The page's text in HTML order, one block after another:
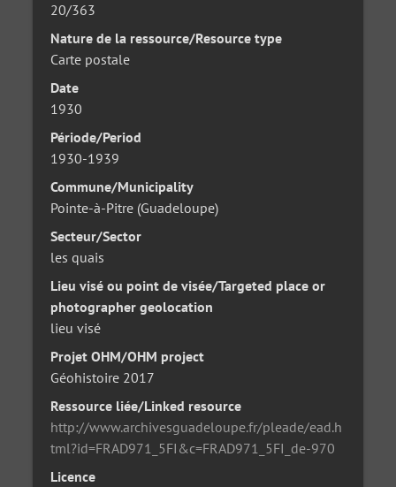
20/363
Nature de la ressource/Resource type
Carte postale
Date
1930
Période/Period
1930-1939
Commune/Municipality
Pointe-à-Pitre (Guadeloupe)
Secteur/Sector
les quais
Lieu visé ou point de visée/Targeted place or
photographer geolocation
lieu visé
Projet OHM/OHM project
Géohistoire 2017
Ressource liée/Linked resource
http://www.archivesguadeloupe.fr/pleade/ead.h
tml?id=FRAD971_5FI&c=FRAD971_5FI_de-970
Licence